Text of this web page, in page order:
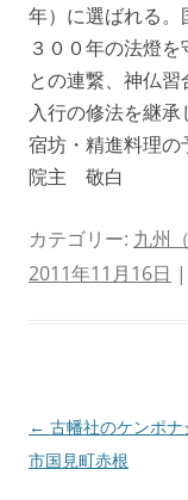
年）に選ばれる。
３００年の法燈
との連繋、神仏
入行の修法を継承
宿坊・精進料
院主 敬白
カテゴリー: 九州
2011年11月16日 |
投
稿
← 古幡社のケン
市国見町赤根